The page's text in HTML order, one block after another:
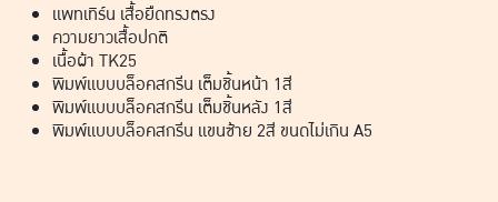
แพทเทิร์น เสื้อยืดทรงตรง
ความยาวเสื้อปกติ
เนื้อผ้า TK25
พิมพ์แบบบล็อคสกรีน เต็มชิ้นหน้า 1สี
พิมพ์แบบบล็อคสกรีน เต็มชิ้นหลัง 1สี
พิมพ์แบบบล็อคสกรีน แขนซ้าย 2สี ขนดไม่เกิน A5